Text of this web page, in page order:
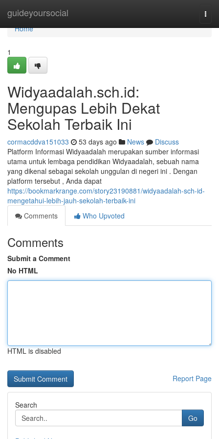
guideyoursocial
Home
Home
1
Widyaadalah.sch.id:
Mengupas Lebih Dekat
Sekolah Terbaik Ini
cormacddva151033 53 days ago News
Discuss
Platform Informasi Widyaadalah merupakan sumber informasi
utama untuk lembaga pendidikan Widyaadalah, sebuah nama
yang dikenal sebagai sekolah unggulan di negeri ini . Dengan
platform tersebut , Anda dapat
https://bookmarkrange.com/story23190881/widyaadalah-sch-id-
mengetahui-lebih-jauh-sekolah-terbaik-ini
Comments
Who Upvoted
Comments
Submit a Comment
No HTML
HTML is disabled
Report Page
Search
Go